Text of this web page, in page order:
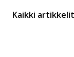
Kaikki